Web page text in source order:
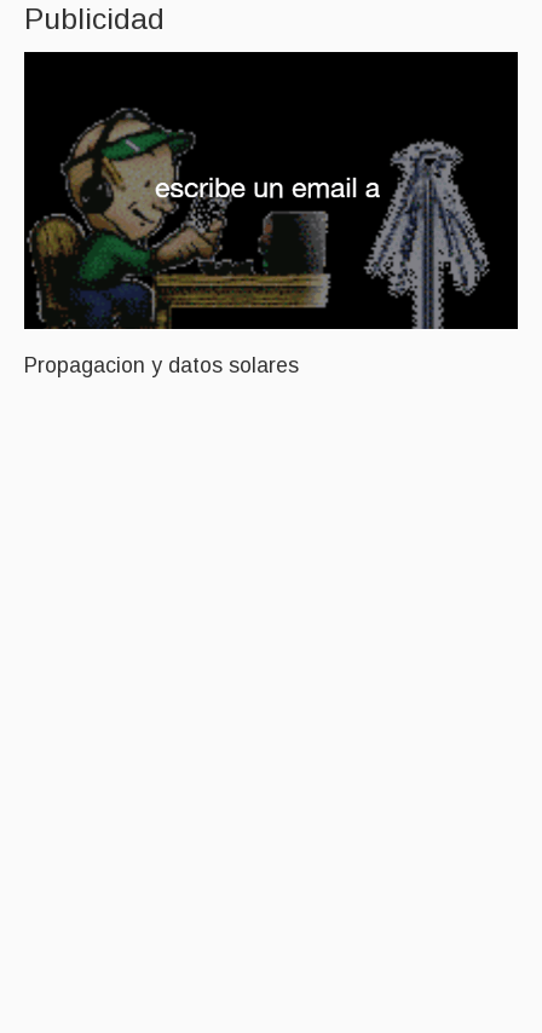
Publicidad
Propagacion y datos solares